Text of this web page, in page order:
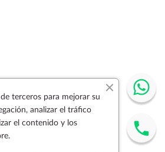
terceros para mejorar su
analizar el tráfico
el contenido y los